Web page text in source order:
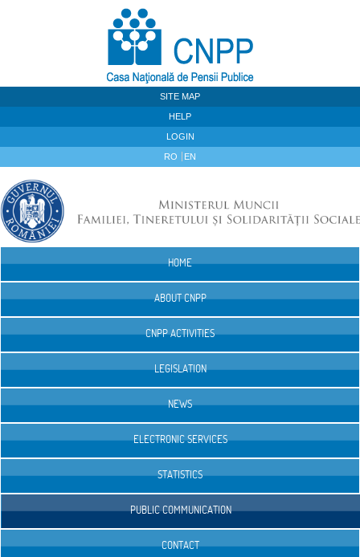
SITE MAP
HELP
LOGIN
RO EN
HOME
ABOUT CNPP
CNPP ACTIVITIES
LEGISLATION
NEWS
ELECTRONIC SERVICES
STATISTICS
PUBLIC COMMUNICATION
CONTACT